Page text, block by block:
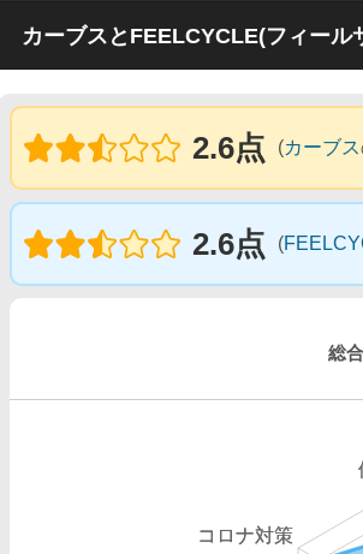
カーブスとFEELCYCLE(フィール
2.6点 (カーブス
2.6点 (
総